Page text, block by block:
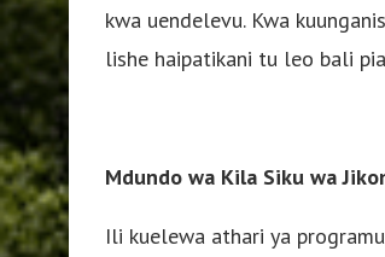
kwa uendelevu. Kwa
lishe haipatikani tu leo ​​bali
Mdundo wa Kila Siku wa
Ili kuelewa athari ya